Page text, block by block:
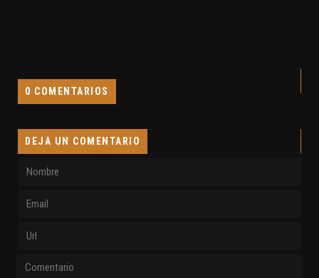
0 COMENTARIOS
DEJA UN COMENTARIO